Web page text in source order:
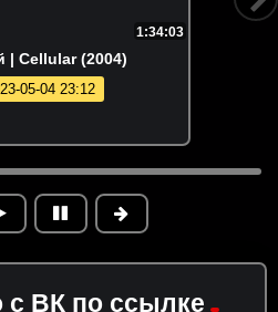
1:34:03
| Cellular (2004)
05-04 23:12
с ВК по ссылке